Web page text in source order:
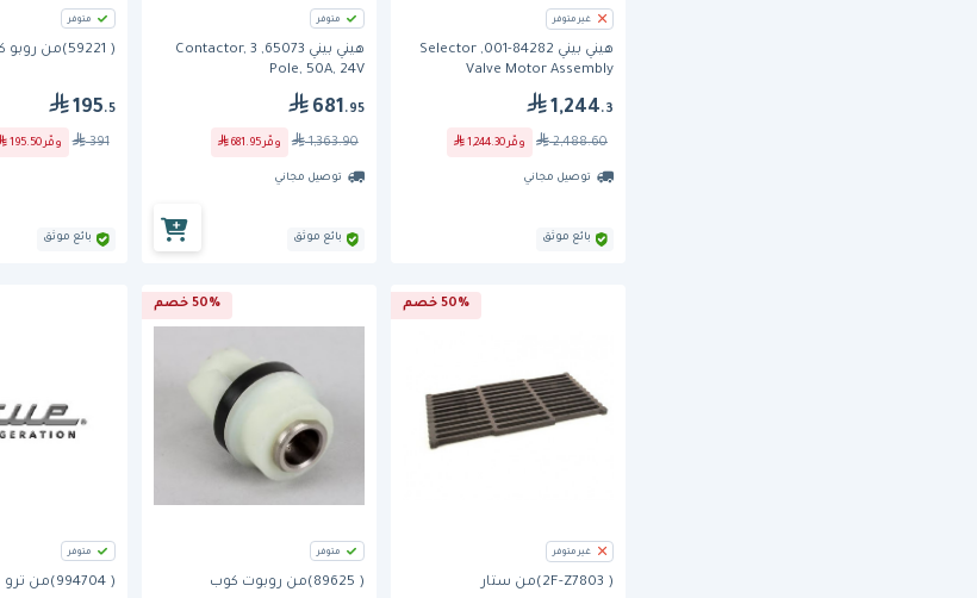
غير متوفر
هيني بيني 84282-001, Selector
Valve Motor Assembly
1,244.3
2,488.60 وفّر1,244.30
توصيل مجاني
بائع موثق
متوفر
هيني بيني 65073, Contactor, 3
Pole, 50A, 24V
681.95
1,363.90 وفّر681.95
توصيل مجاني
بائع موثق
متوفر
( 59221)من روبو كوب
195.5
391 وفّر195.50
بائع موثق
50% خصم
غير متوفر
( 2F-Z7803)من ستار
50% خصم
متوفر
( 89625)من روبوت كوب
متوفر
( 994704)من ترو